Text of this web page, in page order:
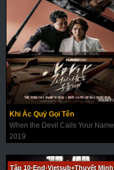
Khi Ác Quỷ Gọi Tên
When the Devil Calls Your Name
2019
Tập 10-End-Vietsub+Thuyết Minh